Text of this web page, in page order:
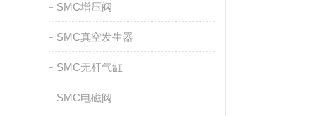
SMC增压阀
SMC真空发生器
SMC无杆气缸
SMC电磁阀